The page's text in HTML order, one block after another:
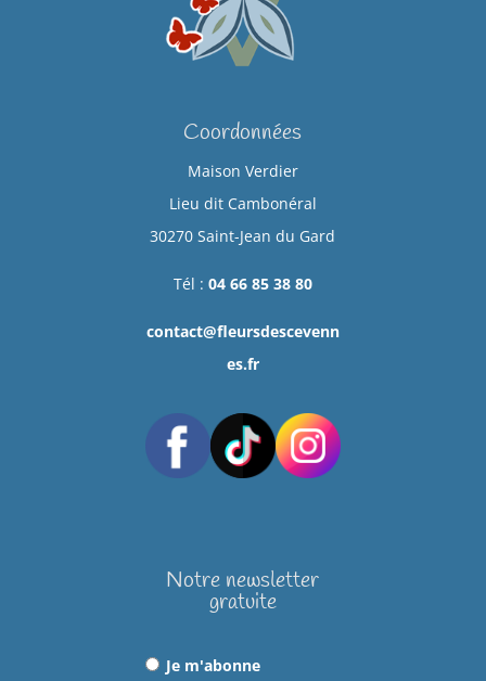
Coordonnées
Maison Verdier
Lieu dit Cambonéral
30270 Saint-Jean du Gard
Tél : 04 66 85 38 80
contact@fleursdescevenn
es.fr
Notre newsletter
gratuite
Je m'abonne